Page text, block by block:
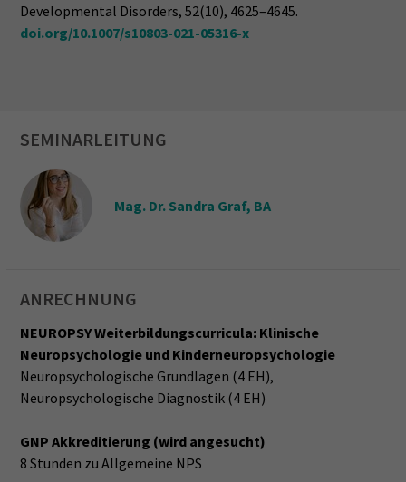
Developmental Disorders, 52(10), 4625–4645.
doi.org/10.1007/s10803-021-05316-x
SEMINARLEITUNG
Mag. Dr. Sandra Graf, BA
ANRECHNUNG
NEUROPSY Weiterbildungscurricula: Klinische
Neuropsychologie und Kinderneuropsychologie
Neuropsychologische Grundlagen (4 EH),
Neuropsychologische Diagnostik (4 EH)
GNP Akkreditierung (wird angesucht)
8 Stunden zu Allgemeine NPS